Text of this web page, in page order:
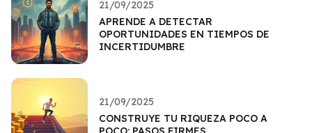
21/09/2025
APRENDE A DETECTAR
OPORTUNIDADES EN TIEMPOS DE
INCERTIDUMBRE
21/09/2025
CONSTRUYE TU RIQUEZA POCO A